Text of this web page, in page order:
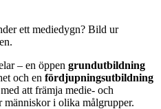
ett mediedygn? Bild ur
– en öppen grundutbildning
och en fördjupningsutbildning
att främja medie- och
i olika målgrupper.